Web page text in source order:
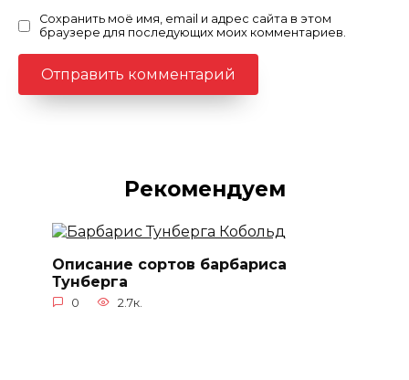
Сохранить моё имя, email и адрес сайта в этом
браузере для последующих моих комментариев.
Рекомендуем
Описание сортов барбариса
Тунберга
0 2.7к.